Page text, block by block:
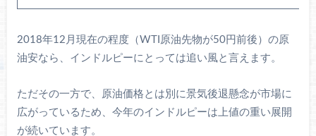
2018年12月現在の程度（WTI原油先物が50円前後）の原
油安なら、インドルピーにとっては追い風と言えます。
ただその一方で、原油価格とは別に景気後退懸念が市場に
広がっているため、今年のインドルピーは上値の重い展開
が続いています。